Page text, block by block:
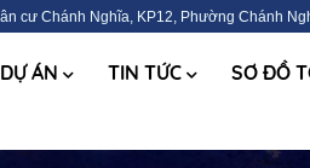
cư Chánh Nghĩa, KP12, Phường Chánh
DỰ ÁN TIN TỨC SƠ ĐỒ